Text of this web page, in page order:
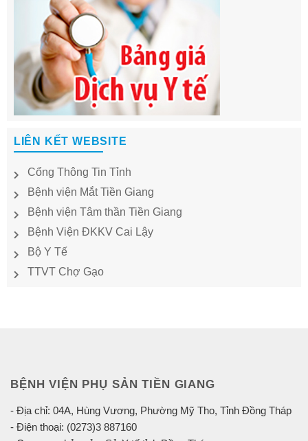
LIÊN KẾT WEBSITE
Cổng Thông Tin Tỉnh
Bệnh viện Mắt Tiền Giang
Bệnh viện Tâm thần Tiền Giang
Bệnh Viện ĐKKV Cai Lậy
Bộ Y Tế
TTVT Chợ Gạo
BỆNH VIỆN PHỤ SẢN TIỀN GIANG
- Địa chỉ: 04A, Hùng Vương, Phường Mỹ Tho, Tỉnh Đồng Tháp
- Điện thoại: (0273)3 887160